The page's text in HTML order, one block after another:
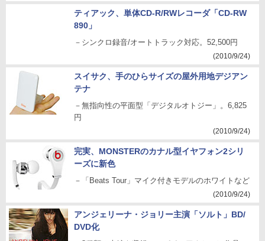
ティアック、単体CD-R/RWレコーダ「CD-RW
890」
－シンクロ録音/オートトラック対応。52,500円
(2010/9/24)
スイサク、手のひらサイズの屋外用地デジアン
テナ
－無指向性の平面型「デジタルオトジー」。6,825
円
(2010/9/24)
完実、MONSTERのカナル型イヤフォン2シリ
ーズに新色
－「Beats Tour」マイク付きモデルのホワイトなど
(2010/9/24)
アンジェリーナ・ジョリー主演「ソルト」BD/
DVD化